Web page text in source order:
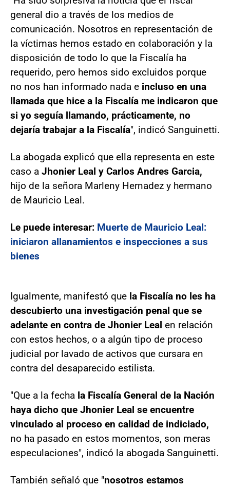
general dio a través de los medios de
comunicación. Nosotros en representación de
la víctimas hemos estado en colaboración y la
disposición de todo lo que la Fiscalía ha
requerido, pero hemos sido excluidos porque
no nos han informado nada e incluso en una
llamada que hice a la Fiscalía me indicaron que
si yo seguía llamando, prácticamente, no
dejaría trabajar a la Fiscalía", indicó Sanguinetti.
La abogada explicó que ella representa en este
caso a Jhonier Leal y Carlos Andres Garcia,
hijo de la señora Marleny Hernadez y hermano
de Mauricio Leal.
Le puede interesar: Muerte de Mauricio Leal:
iniciaron allanamientos e inspecciones a sus
bienes
Igualmente, manifestó que la Fiscalía no les ha
descubierto una investigación penal que se
adelante en contra de Jhonier Leal en relación
con estos hechos, o a algún tipo de proceso
judicial por lavado de activos que cursara en
contra del desaparecido estilista.
"Que a la fecha la Fiscalía General de la Nación
haya dicho que Jhonier Leal se encuentre
vinculado al proceso en calidad de indiciado,
no ha pasado en estos momentos, son meras
especulaciones", indicó la abogada Sanguinetti.
También señaló que "nosotros estamos